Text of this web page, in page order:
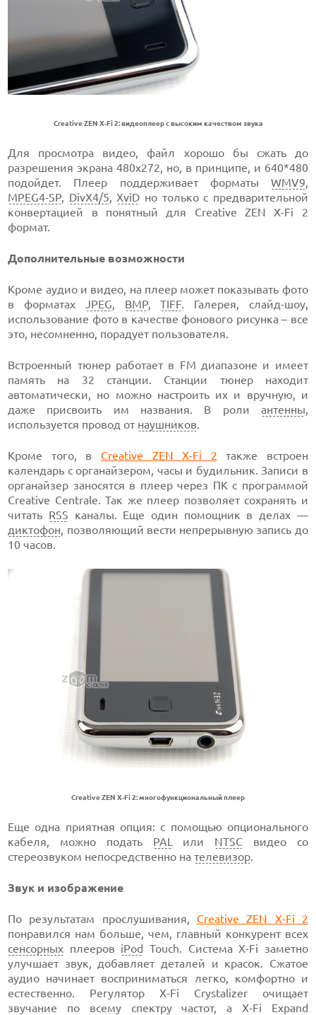
Creative ZEN X-Fi 2: видеоплеер с высоким качеством звука
Для просмотра видео, файл хорошо бы сжать до
разрешения экрана 480х272, но, в принципе, и 640*480
подойдет. Плеер поддерживает форматы WMV9,
MPEG4-SP, DivX4/5,XviD но только с предварительной
конвертацией в понятный для Creative ZEN X-Fi 2
формат.
Дополнительные возможности
Кроме аудио и видео, на плеер может показывать фото
в форматах JPEG, BMP,TIFF. Галерея, слайд-шоу,
использование фото в качестве фонового рисунка – все
это, несомненно, порадует пользователя.
Встроенный тюнер работает в FM диапазоне и имеет
память на 32 станции. Станции тюнер находит
автоматически, но можно настроить их и вручную, и
даже присвоить им названия. В роли антенны,
используется провод от наушников.
Кроме того, в Creative ZEN X-Fi 2 также встроен
календарь с органайзером, часы и будильник. Записи в
органайзер заносятся в плеер через ПК с программой
Creative Centrale. Так же плеер позволяет сохранять и
читать RSS каналы. Еще один помощник в делах —
диктофон, позволяющий вести непрерывную запись до
10 часов.
Creative ZEN X-Fi 2: многофункциональный плеер
Еще одна приятная опция: с помощью опционального
кабеля, можно подать PAL или NTSC видео со
стереозвуком непосредственно нателевизор
Звук и изображение
По результатам прослушивания, Creative ZEN X-Fi 2
понравился нам больше, чем, главный конкурент всех
сенсорных плееров iPod Touch. Система X-Fi заметно
улучшает звук, добавляет деталей и красок. Сжатое
аудио начинает восприниматься легко, комфортно и
естественно. Регулятор X-Fi Crystalizer очищает
звучание по всему спектру частот, а X-Fi Expand